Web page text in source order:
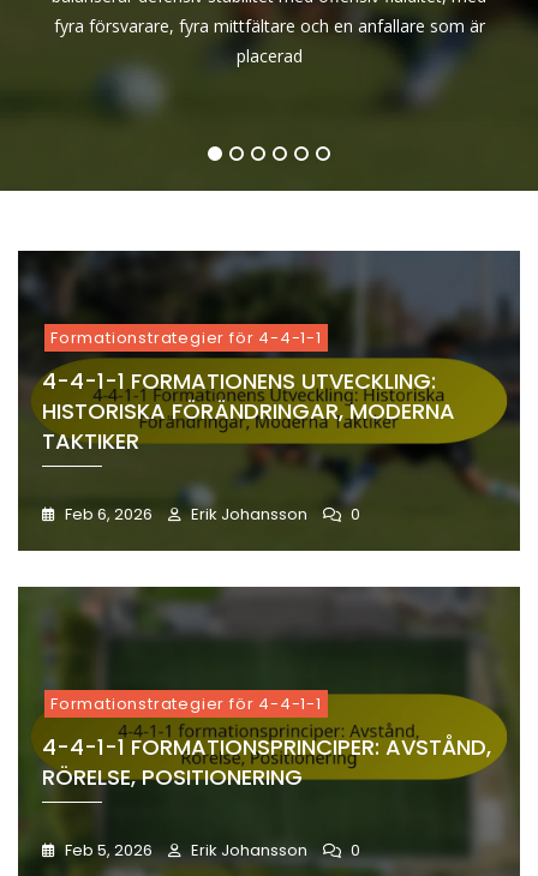
fyra försvarare, fyra mittfältare och en anfallare som är
placerad
Avstånd,
är placerad
Träning,
Strategier,
Avstånd,
Analys:
Denna formation
Rörelse,
1 2 3 4 5 6
Formationstrategier för 4-4-1-1
4-4-1-1 FORMATIONENS UTVECKLING:
HISTORISKA FÖRÄNDRINGAR, MODERNA
TAKTIKER
Feb 6, 2026 Erik Johansson 0
Formationstrategier för 4-4-1-1
4-4-1-1 FORMATIONSPRINCIPER: AVSTÅND,
RÖRELSE, POSITIONERING
Feb 5, 2026 Erik Johansson 0